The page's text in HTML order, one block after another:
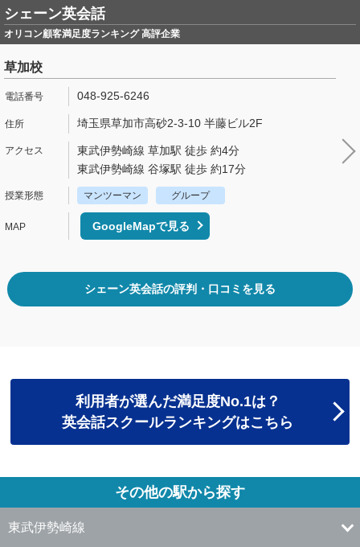
シェーン英会話
オリコン顧客満足度ランキング 高評企業
草加校
048-925-6246
埼玉県草加市高砂2-3-10 半藤ビル2F
東武伊勢崎線 草加駅 徒歩 約4分
東武伊勢崎線 谷塚駅 徒歩 約17分
マンツーマン グループ
GoogleMapで見る
シェーン英会話の評判・口コミを見る
利用者が選んだ満足度No.1は？
英会話スクールランキングはこちら
その他の駅から探す
東武伊勢崎線